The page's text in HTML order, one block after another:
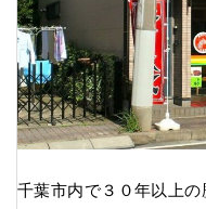
千葉市内で３０年以上